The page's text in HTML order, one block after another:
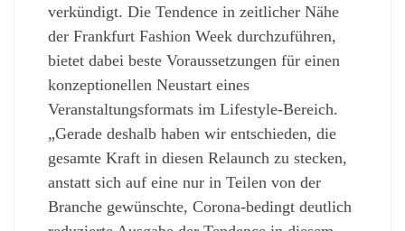
verkündigt. Die Tendence in zeitlicher Nähe
der Frankfurt Fashion Week durchzuführen,
bietet dabei beste Voraussetzungen für einen
konzeptionellen Neustart eines
Veranstaltungsformats im Lifestyle-Bereich.
„Gerade deshalb haben wir entschieden, die
gesamte Kraft in diesen Relaunch zu stecken,
anstatt sich auf eine nur in Teilen von der
Branche gewünschte, Corona-bedingt deutlich